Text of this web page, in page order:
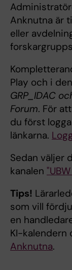
Anknutna är
eller
Play och i
GRP_IDAC
Forum. För
du först
länkarna.
Sedan väljer
kanalen
Tips!
som vill
en
KI-kalendern
Anknutna.